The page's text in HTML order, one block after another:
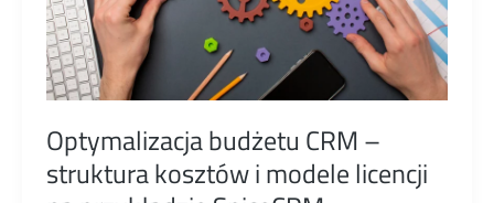
Optymalizacja budżetu CRM –
struktura kosztów i modele licencji